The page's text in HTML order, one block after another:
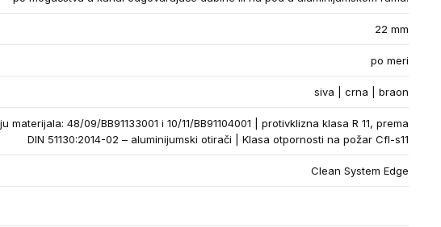
22 mm
po meri
siva | crna | braon
48/09/BB91133001 i 10/11/BB91104001 | protivklizna klasa R 11, prema
DIN 51130:2014-02 – aluminijumski otirači | Klasa otpornosti na požar Cfl-s11
Clean System Edge